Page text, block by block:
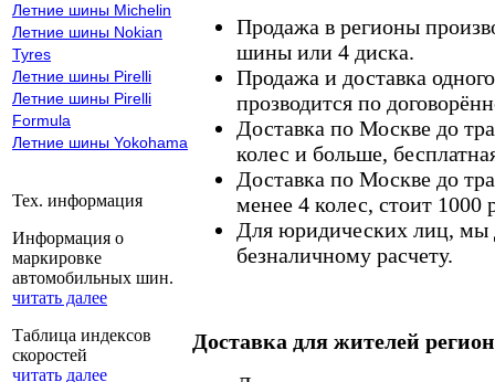
Летние шины Michelin
Летние шины Nokian
Tyres
Летние шины Pirelli
Летние шины Pirelli
Formula
Летние шины Yokohama
Тех. информация
Информация о
маркировке
автомобильных шин.
читать далее
Таблица индексов
скоростей
читать далее
Продажа в регионы
шины или 4 диска.
Продажа и доставка
прозводится по
Доставка по Москве до
колес и больше,
Доставка по Москве до
менее 4 колес, стоит 1000
Для юридических лиц, мы
безналичному расчету.
Доставка для жителей